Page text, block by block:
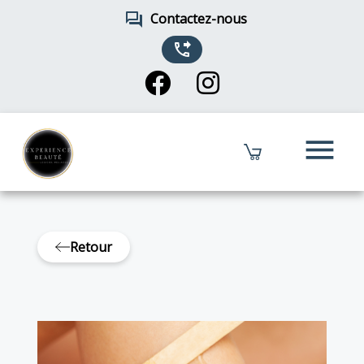
forum Contactez-nous
phone_forwarded
menu
Retour